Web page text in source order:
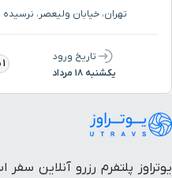
پارک دانشجو ۱۱ دقیقه با خودرو (۵ کیلومتر و ۲۹۰ متر)
سینما ملت
تهران، خیابان ولیعصر،
تاریخ ورود
یکشنبه ۱۸ مرداد
1 شب